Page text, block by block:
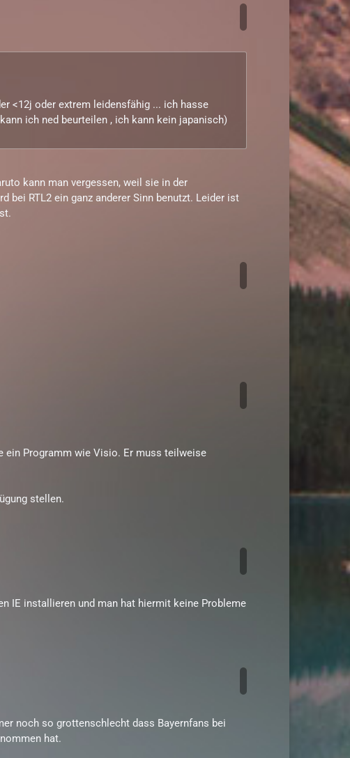
<12j oder extrem leidensfähig ... ich hasse
ich ned beurteilen , ich kann kein japanisch)
kann man vergessen, weil sie in der
bei RTL2 ein ganz anderer Sinn benutzt. Leider ist
ein Programm wie Visio. Er muss teilweise
stellen.
IE installieren und man hat hiermit keine Probleme
noch so grottenschlecht dass Bayernfans bei
hat.